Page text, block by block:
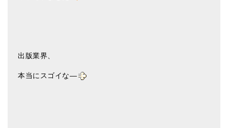
出版業界、
本当にスゴイな―